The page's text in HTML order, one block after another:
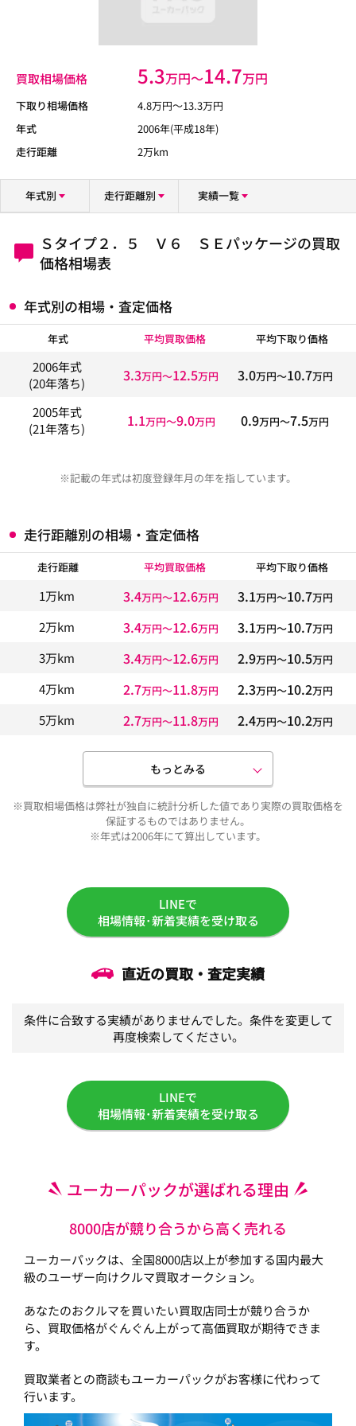
買取相場価格 5.3万円〜14.7万円
下取り相場価格 4.8万円〜13.3万円
年式
2006年(平成18年)
走行距離
2万km
年式別 走行距離別 実績一覧
Ｓタイプ２．５ Ｖ６ ＳＥパッケージの買取
価格相場表
年式別の相場・査定価格
年式 平均買取価格 平均下取り価格
2006年式
(20年落ち)
3.3万円〜12.5万円 3.0万円〜10.7万円
2005年式
(21年落ち)
1.1万円〜9.0万円 0.9万円〜7.5万円
※記載の年式は初度登録年月の年を指しています。
走行距離別の相場・査定価格
走行距離 平均買取価格 平均下取り価格
1万km 3.4万円〜12.6万円 3.1万円〜10.7万円
2万km 3.4万円〜12.6万円 3.1万円〜10.7万円
3万km 3.4万円〜12.6万円 2.9万円〜10.5万円
4万km 2.7万円〜11.8万円 2.3万円〜10.2万円
5万km 2.7万円〜11.8万円 2.4万円〜10.2万円
もっとみる
※買取相場価格は弊社が独自に統計分析した値であり実際の買取価格を
保証するものではありません。
※年式は2006年にて算出しています。
LINEで
相場情報･新着実績を受け取る
直近の買取・査定実績
条件に合致する実績がありませんでした。条件を変更して
再度検索してください。
LINEで
相場情報･新着実績を受け取る
ユーカーパックが選ばれる理由
8000店が競り合うから高く売れる
ユーカーパックは、全国8000店以上が参加する国内最大
級のユーザー向けクルマ買取オークション。
あなたのおクルマを買いたい買取店同士が競り合うか
ら、買取価格がぐんぐん上がって高価買取が期待できま
す。
買取業者との商談もユーカーパックがお客様に代わって
行います。